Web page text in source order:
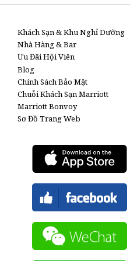
Khách Sạn & Khu Nghỉ Dưỡng
Nhà Hàng & Bar
Ưu Đãi Hội Viên
Blog
Chính Sách Bảo Mật
Chuỗi Khách Sạn Marriott
Marriott Bonvoy
Sơ Đồ Trang Web